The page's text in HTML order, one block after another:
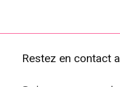
Restez en contact